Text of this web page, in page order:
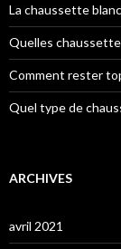
La chaussette
Quelles
Comment rester
Quel type de
ARCHIVES
avril 2021